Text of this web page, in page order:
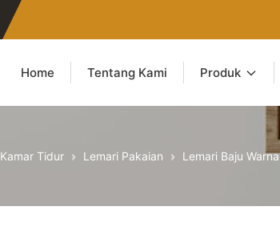
Home Tentang Kami Produk
Kamar Tidur Lemari Pakaian Lemari Baju